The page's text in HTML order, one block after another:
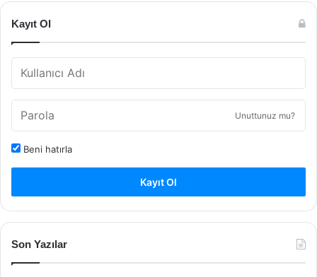
Kayıt Ol
Unuttunuz mu?
Beni hatırla
Kayıt Ol
Son Yazılar